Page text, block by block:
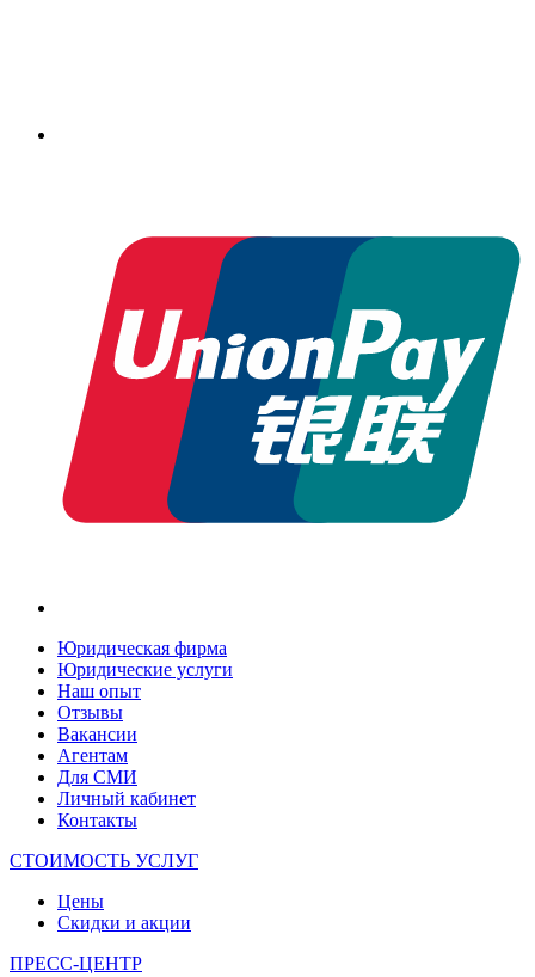
Юридическая фирма
Юридические услуги
Наш опыт
Отзывы
Вакансии
Агентам
Для СМИ
Личный кабинет
Контакты
СТОИМОСТЬ УСЛУГ
Цены
Скидки и акции
ПРЕСС-ЦЕНТР